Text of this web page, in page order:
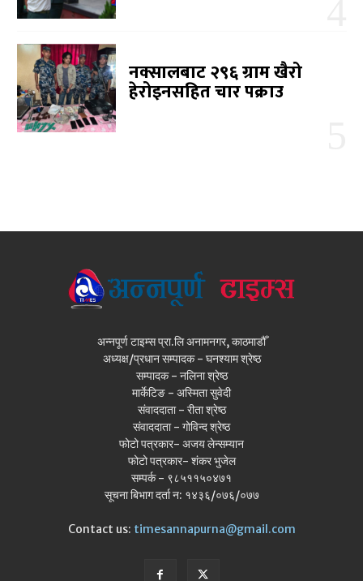
नक्सालबाट २९६ ग्राम खैरो
हेरोइनसहित चार पक्राउ
अन्नपूर्ण टाइम्स प्रा.लि अनामनगर, काठमाडौँ
अध्यक्ष/प्रधान सम्पादक - घनश्याम श्रेष्ठ
सम्पादक - नलिना श्रेष्ठ
मार्केटिङ - अस्मिता सुवेदी
संवाददाता - रीता श्रेष्ठ
संवाददाता - गोविन्द श्रेष्ठ
फोटो पत्रकार- अजय लेन्सम्यान
फोटो पत्रकार- शंकर भुजेल
सम्पर्क - ९८५११५०४७१
सूचना बिभाग दर्ता न: १४३६/०७६/०७७
Contact us: timesannapurna@gmail.com